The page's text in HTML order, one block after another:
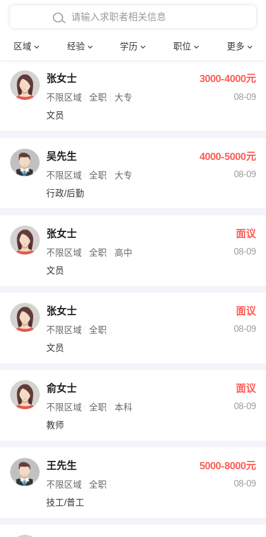
区域 经验 学历 职位 更多
在校学生工作经验
四年以上工作经验
五年以上工作经验
博士
文员 护士
财务会计
网络IT
收银员
水电/机修
编辑
其他职位
确定
张女士 3000-4000元
不限区域 全职 大专
08-09
文员
吴先生 4000-5000元
不限区域 全职 大专
08-09
行政/后勤
张女士 面议
不限区域 全职 高中
08-09
文员
张女士 面议
不限区域 全职
08-09
文员
俞女士 面议
不限区域 全职 本科
08-09
教师
王先生 5000-8000元
不限区域 全职
08-09
技工/普工